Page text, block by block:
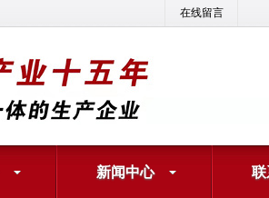
在线留言
新闻中心 联